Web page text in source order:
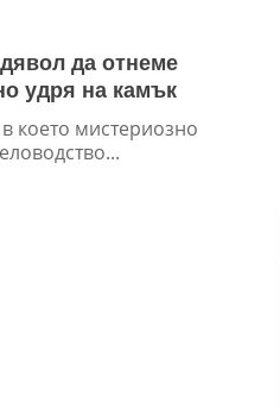
да отнеме
удря на камък
което мистериозно